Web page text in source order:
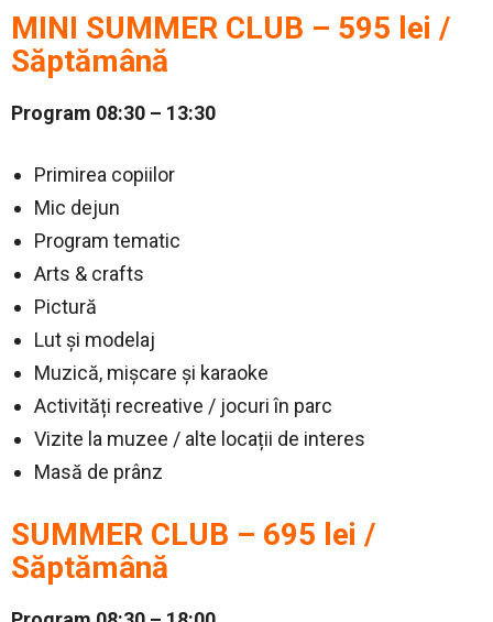
MINI SUMMER CLUB – 595 lei /
Săptămână
Program 08:30 – 13:30
Primirea copiilor
Mic dejun
Program tematic
Arts & crafts
Pictură
Lut și modelaj
Muzică, mișcare și karaoke
Activități recreative / jocuri în parc
Vizite la muzee / alte locații de interes
Masă de prânz
SUMMER CLUB – 695 lei /
Săptămână